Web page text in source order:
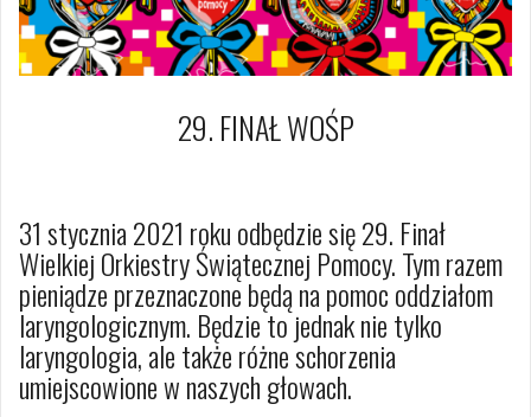
29. FINAŁ WOŚP
31 stycznia 2021 roku odbędzie się 29. Finał
Wielkiej Orkiestry Świątecznej Pomocy. Tym razem
pieniądze przeznaczone będą na pomoc oddziałom
laryngologicznym. Będzie to jednak nie tylko
laryngologia, ale także różne schorzenia
umiejscowione w naszych głowach.